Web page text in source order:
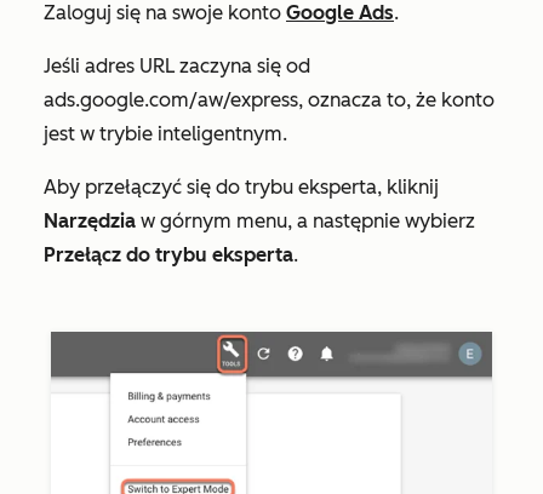
Zaloguj się na swoje konto Google Ads.
Jeśli adres URL zaczyna się od
ads.google.com/aw/express, oznacza to, że konto
jest w trybie inteligentnym.
Aby przełączyć się do trybu eksperta, kliknij
Narzędzia w górnym menu, a następnie wybierz
Przełącz do trybu eksperta.